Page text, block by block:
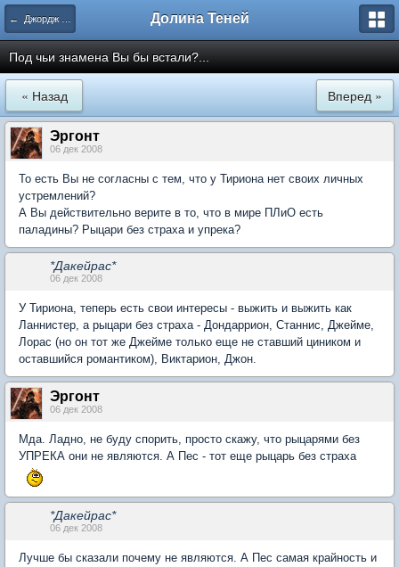
← Джордж Мартин Долина Теней
Под чьи знамена Вы бы встали?...
« Назад Вперед »
Эргонт
06 дек 2008
То есть Вы не согласны с тем, что у Тириона нет своих личных
устремлений?
А Вы действительно верите в то, что в мире ПЛиО есть
паладины? Рыцари без страха и упрека?
*Дакейрас*
06 дек 2008
У Тириона, теперь есть свои интересы - выжить и выжить как
Ланнистер, а рыцари без страха - Дондаррион, Станнис, Джейме,
Лорас (но он тот же Джейме только еще не ставший циником и
оставшийся романтиком), Виктарион, Джон.
Эргонт
06 дек 2008
Мда. Ладно, не буду спорить, просто скажу, что рыцарями без
УПРЕКА они не являются. А Пес - тот еще рыцарь без страха
*Дакейрас*
06 дек 2008
Лучше бы сказали почему не являются. А Пес самая крайность и